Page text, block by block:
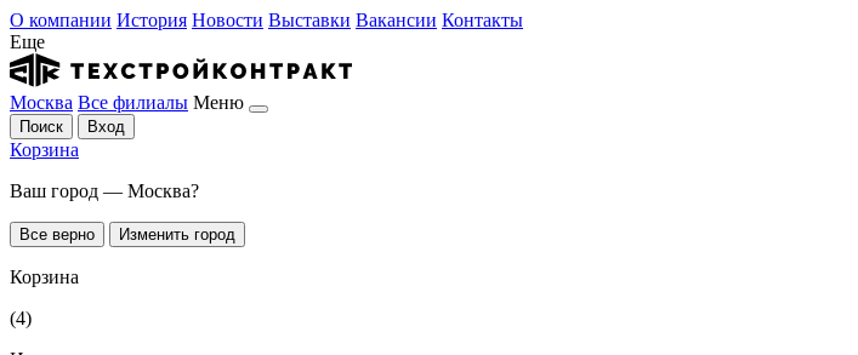
О компании История Новости Выставки Вакансии Контакты
Еще
Москва Все филиалы Меню
Поиск Вход
Корзина
Ваш город — Москва?
Все верно Изменить город
Корзина
(4)